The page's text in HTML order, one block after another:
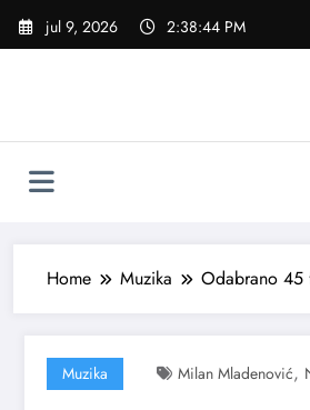
Skoči
jul 9, 2026 2:38:45 PM
Home Muzika Odabrano 45
Muzika Milan Mladenović,